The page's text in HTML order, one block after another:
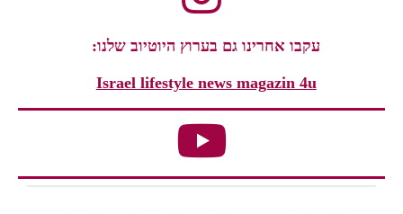
עקבו אחרינו גם בערוץ היוטיוב שלנו:
Israel lifestyle news magazin 4u